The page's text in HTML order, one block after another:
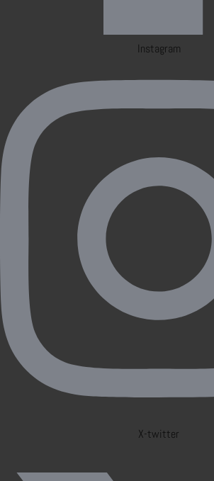
Instagram
X-twitter